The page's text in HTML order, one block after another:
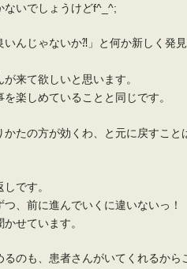
ないでしょうけどf^_^;
いんじゃないか⁈」と何か新しく
来て欲しいと思います。
楽しめていることと同じです。
かたの方が効くわ、と元に戻すこ
です。
、前に進んでいくに違いないっ！
せています。
のも、患者さんがいてくれるから